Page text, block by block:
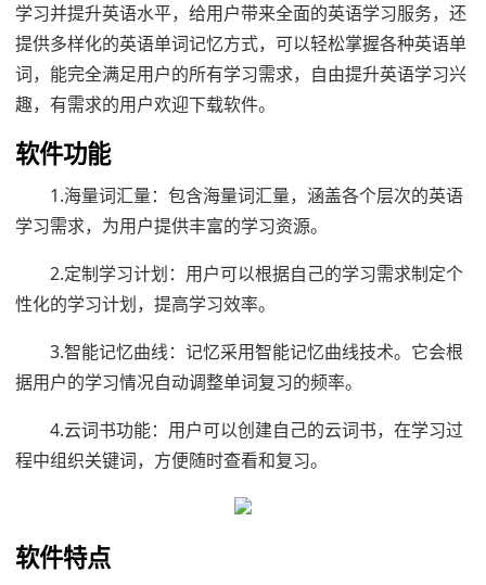
学习并提升英语水平，给用户带来全面的英语学习服务，还
提供多样化的英语单词记忆方式，可以轻松掌握各种英语单
词，能完全满足用户的所有学习需求，自由提升英语学习兴
趣，有需求的用户欢迎下载软件。
软件功能
1.海量词汇量：包含海量词汇量，涵盖各个层次的英语
学习需求，为用户提供丰富的学习资源。
2.定制学习计划：用户可以根据自己的学习需求制定个
性化的学习计划，提高学习效率。
3.智能记忆曲线：记忆采用智能记忆曲线技术。它会根
据用户的学习情况自动调整单词复习的频率。
4.云词书功能：用户可以创建自己的云词书，在学习过
程中组织关键词，方便随时查看和复习。
软件特点